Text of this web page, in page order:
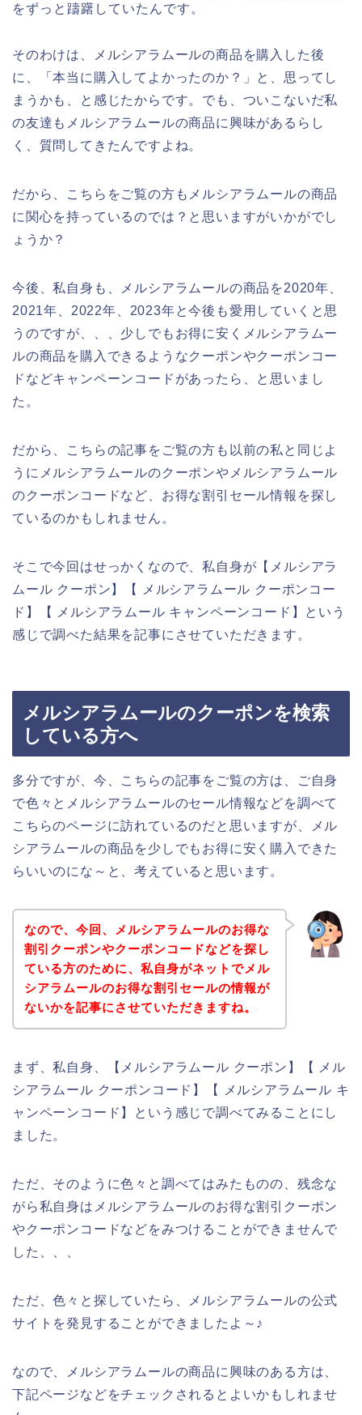
をずっと躊躇していたんです。
そのわけは、メルシアラムールの商品を購入した後
に、「本当に購入してよかったのか？」と、思ってし
まうかも、と感じたからです。でも、ついこないだ私
の友達もメルシアラムールの商品に興味があるらし
く、質問してきたんですよね。
だから、こちらをご覧の方もメルシアラムールの商品
に関心を持っているのでは？と思いますがいかがでし
ょうか？
今後、私自身も、メルシアラムールの商品を2020年、
2021年、2022年、2023年と今後も愛用していくと思
うのですが、、、少しでもお得に安くメルシアラムー
ルの商品を購入できるようなクーポンやクーポンコー
ドなどキャンペーンコードがあったら、と思いまし
た。
だから、こちらの記事をご覧の方も以前の私と同じよ
うにメルシアラムールのクーポンやメルシアラムール
のクーポンコードなど、お得な割引セール情報を探し
ているのかもしれません。
そこで今回はせっかくなので、私自身が【メルシアラ
ムール クーポン】【 メルシアラムール クーポンコー
ド】【 メルシアラムール キャンペーンコード】という
感じで調べた結果を記事にさせていただきます。
メルシアラムールのクーポンを検索
している方へ
多分ですが、今、こちらの記事をご覧の方は、ご自身
で色々とメルシアラムールのセール情報などを調べて
こちらのページに訪れているのだと思いますが、メル
シアラムールの商品を少しでもお得に安く購入できた
らいいのにな～と、考えていると思います。
なので、今回、メルシアラムールのお得な
割引クーポンやクーポンコードなどを探し
ている方のために、私自身がネットでメル
シアラムールのお得な割引セールの情報が
ないかを記事にさせていただきますね。
まず、私自身、【メルシアラムール クーポン】【 メル
シアラムール クーポンコード】【 メルシアラムール キ
ャンペーンコード】という感じで調べてみることにし
ました。
ただ、そのように色々と調べてはみたものの、残念な
がら私自身はメルシアラムールのお得な割引クーポン
やクーポンコードなどをみつけることができませんで
した、、、
ただ、色々と探していたら、メルシアラムールの公式
サイトを発見することができましたよ～♪
なので、メルシアラムールの商品に興味のある方は、
下記ページなどをチェックされるとよいかもしれませ